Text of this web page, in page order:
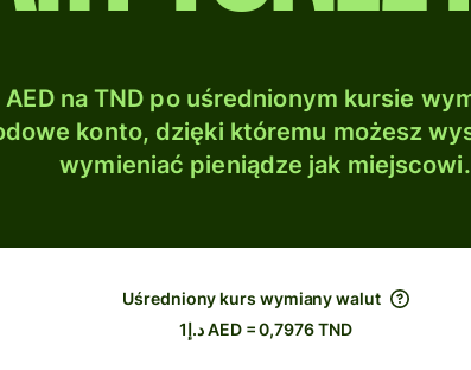
na TND po uśrednionym kursie
konto, dzięki któremu możesz
wymieniać pieniądze jak miejscowi.
Uśredniony kurs wymiany walut
د.إ1 AED = 0,7976 TND